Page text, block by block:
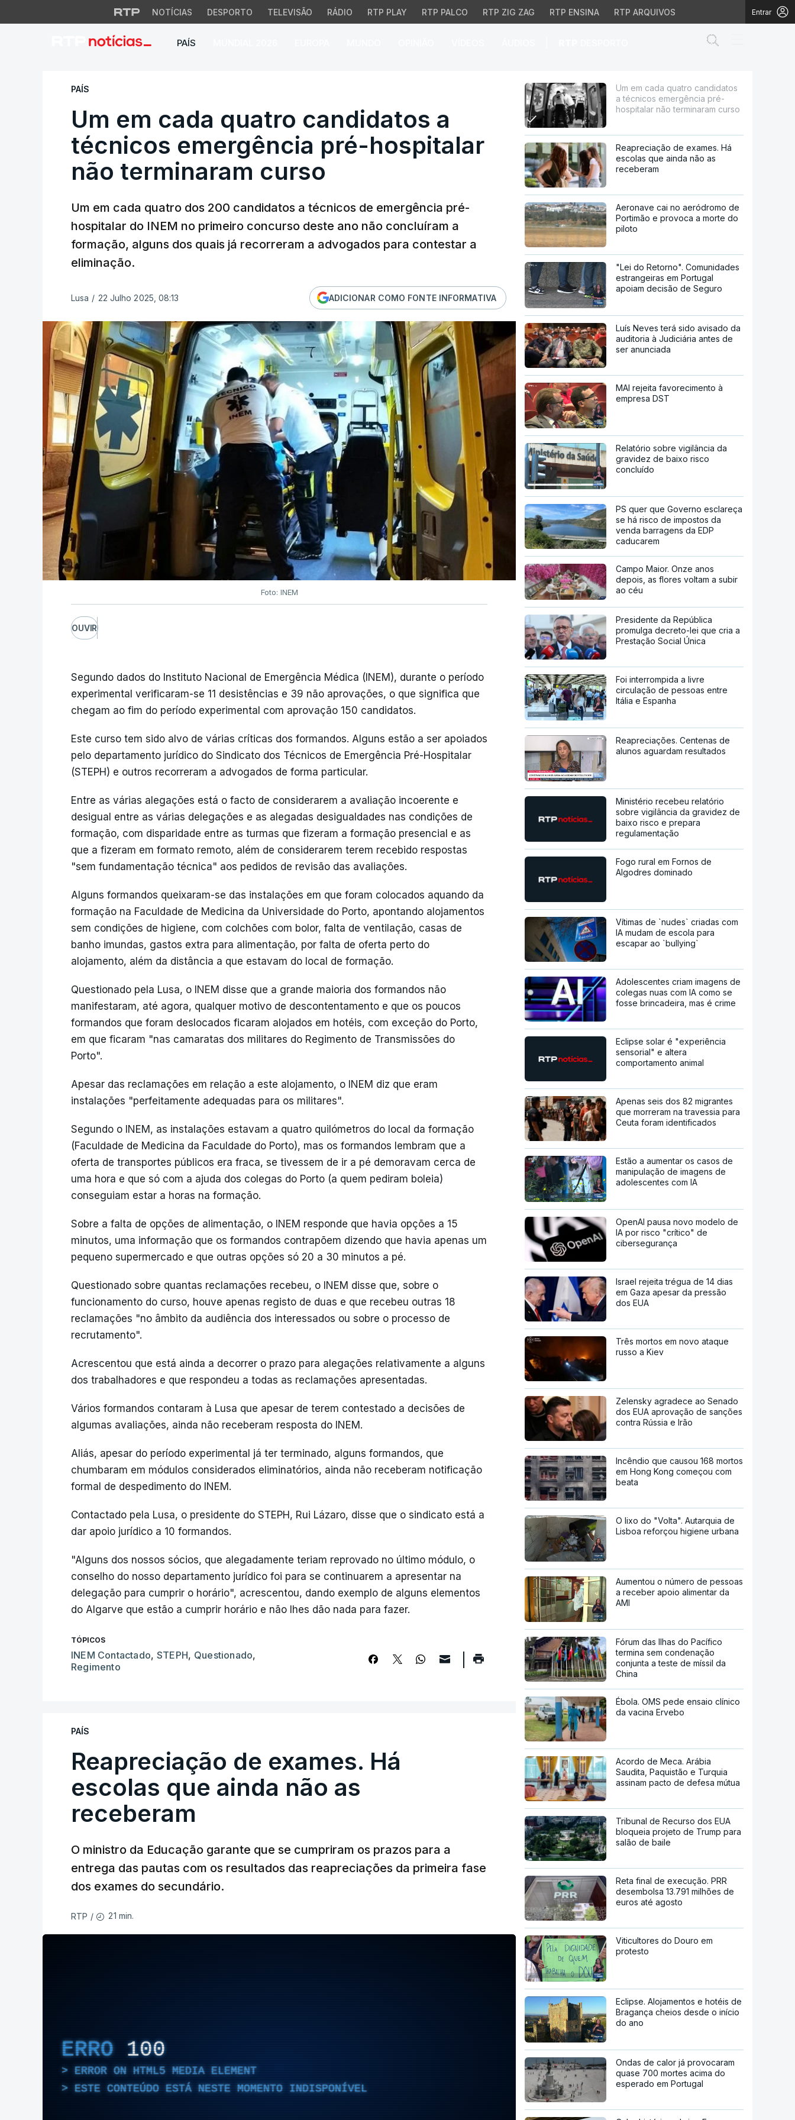
NOTÍCIAS DESPORTO TELEVISÃO RÁDIO RTP PLAY RTP PALCO RTP ZIG ZAG RTP ENSINA RTP ARQUIVOS Entrar
PAÍS
Um em cada quatro candidatos a técnicos emergência pré-
PAÍS
Um em cada quatro candidatos a
técnicos emergência pré-hospitalar
não terminaram curso
Um em cada quatro dos 200 candidatos a técnicos de emergência pré-
hospitalar do INEM no primeiro concurso deste ano não concluíram a
formação, alguns dos quais já recorreram a advogados para contestar a
eliminação.
Lusa / 22 Julho 2025, 08:13 ADICIONAR COMO FONTE INFORMATIVA
Foto: INEM
OUVIR
Segundo dados do Instituto Nacional de Emergência Médica (INEM), durante o período
experimental verificaram-se 11 desistências e 39 não aprovações, o que significa que
chegam ao fim do período experimental com aprovação 150 candidatos.
Este curso tem sido alvo de várias críticas dos formandos. Alguns estão a ser apoiados
pelo departamento jurídico do Sindicato dos Técnicos de Emergência Pré-Hospitalar
(STEPH) e outros recorreram a advogados de forma particular.
Entre as várias alegações está o facto de considerarem a avaliação incoerente e
desigual entre as várias delegações e as alegadas desigualdades nas condições de
formação, com disparidade entre as turmas que fizeram a formação presencial e as
que a fizeram em formato remoto, além de considerarem terem recebido respostas
"sem fundamentação técnica" aos pedidos de revisão das avaliações.
Alguns formandos queixaram-se das instalações em que foram colocados aquando da
formação na Faculdade de Medicina da Universidade do Porto, apontando alojamentos
sem condições de higiene, com colchões com bolor, falta de ventilação, casas de
banho imundas, gastos extra para alimentação, por falta de oferta perto do
alojamento, além da distância a que estavam do local de formação.
Questionado pela Lusa, o INEM disse que a grande maioria dos formandos não
manifestaram, até agora, qualquer motivo de descontentamento e que os poucos
formandos que foram deslocados ficaram alojados em hotéis, com exceção do Porto,
em que ficaram "nas camaratas dos militares do Regimento de Transmissões do
Porto".
Apesar das reclamações em relação a este alojamento, o INEM diz que eram
instalações "perfeitamente adequadas para os militares".
Segundo o INEM, as instalações estavam a quatro quilómetros do local da formação
(Faculdade de Medicina da Faculdade do Porto), mas os formandos lembram que a
oferta de transportes públicos era fraca, se tivessem de ir a pé demoravam cerca de
uma hora e que só com a ajuda dos colegas do Porto (a quem pediram boleia)
conseguiam estar a horas na formação.
Sobre a falta de opções de alimentação, o INEM responde que havia opções a 15
minutos, uma informação que os formandos contrapõem dizendo que havia apenas um
pequeno supermercado e que outras opções só 20 a 30 minutos a pé.
Questionado sobre quantas reclamações recebeu, o INEM disse que, sobre o
funcionamento do curso, houve apenas registo de duas e que recebeu outras 18
reclamações "no âmbito da audiência dos interessados ou sobre o processo de
recrutamento".
Acrescentou que está ainda a decorrer o prazo para alegações relativamente a alguns
dos trabalhadores e que respondeu a todas as reclamações apresentadas.
Vários formandos contaram à Lusa que apesar de terem contestado a decisões de
algumas avaliações, ainda não receberam resposta do INEM.
Aliás, apesar do período experimental já ter terminado, alguns formandos, que
chumbaram em módulos considerados eliminatórios, ainda não receberam notificação
formal de despedimento do INEM.
Contactado pela Lusa, o presidente do STEPH, Rui Lázaro, disse que o sindicato está a
dar apoio jurídico a 10 formandos.
"Alguns dos nossos sócios, que alegadamente teriam reprovado no último módulo, o
conselho do nosso departamento jurídico foi para se continuarem a apresentar na
delegação para cumprir o horário", acrescentou, dando exemplo de alguns elementos
do Algarve que estão a cumprir horário e não lhes dão nada para fazer.
TÓPICOS
INEM Contactado, STEPH, Questionado,
Regimento
PAÍS
Reapreciação de exames. Há
escolas que ainda não as
receberam
O ministro da Educação garante que se cumpriram os prazos para a
entrega das pautas com os resultados das reapreciações da primeira fase
dos exames do secundário.
RTP / 21 min.
ERRO 100
ERROR ON HTML5 MEDIA ELEMENT
ESTE CONTEÚDO ESTÁ NESTE MOMENTO INDISPONÍVEL
Um em cada quatro candidatos
a técnicos emergência pré-
hospitalar não terminaram curso
Reapreciação de exames. Há
escolas que ainda não as
receberam
Aeronave cai no aeródromo de
Portimão e provoca a morte do
piloto
"Lei do Retorno". Comunidades
estrangeiras em Portugal
apoiam decisão de Seguro
Luís Neves terá sido avisado da
auditoria à Judiciária antes de
ser anunciada
MAI rejeita favorecimento à
empresa DST
Relatório sobre vigilância da
gravidez de baixo risco
concluído
PS quer que Governo esclareça
se há risco de impostos da
venda barragens da EDP
caducarem
Campo Maior. Onze anos
depois, as flores voltam a subir
ao céu
Presidente da República
promulga decreto-lei que cria a
Prestação Social Única
Foi interrompida a livre
circulação de pessoas entre
Itália e Espanha
Reapreciações. Centenas de
alunos aguardam resultados
Ministério recebeu relatório
sobre vigilância da gravidez de
baixo risco e prepara
regulamentação
Fogo rural em Fornos de
Algodres dominado
Vítimas de `nudes` criadas com
IA mudam de escola para
escapar ao `bullying`
Adolescentes criam imagens de
colegas nuas com IA como se
fosse brincadeira, mas é crime
Eclipse solar é "experiência
sensorial" e altera
comportamento animal
Apenas seis dos 82 migrantes
que morreram na travessia para
Ceuta foram identificados
Estão a aumentar os casos de
manipulação de imagens de
adolescentes com IA
OpenAI pausa novo modelo de
IA por risco "crítico" de
cibersegurança
Israel rejeita trégua de 14 dias
em Gaza apesar da pressão
dos EUA
Três mortos em novo ataque
russo a Kiev
Zelensky agradece ao Senado
dos EUA aprovação de sanções
contra Rússia e Irão
Incêndio que causou 168 mortos
em Hong Kong começou com
beata
O lixo do "Volta". Autarquia de
Lisboa reforçou higiene urbana
Aumentou o número de pessoas
a receber apoio alimentar da
AMI
Fórum das Ilhas do Pacífico
termina sem condenação
conjunta a teste de míssil da
China
Ébola. OMS pede ensaio clínico
da vacina Ervebo
Acordo de Meca. Arábia
Saudita, Paquistão e Turquia
assinam pacto de defesa mútua
Tribunal de Recurso dos EUA
bloqueia projeto de Trump para
salão de baile
Reta final de execução. PRR
desembolsa 13.791 milhões de
euros até agosto
Viticultores do Douro em
protesto
Eclipse. Alojamentos e hotéis de
Bragança cheios desde o início
do ano
Ondas de calor já provocaram
quase 700 mortes acima do
esperado em Portugal